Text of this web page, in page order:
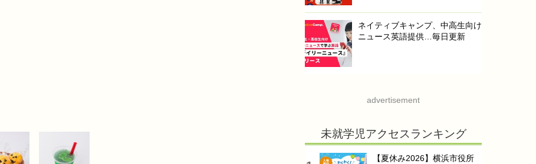
ネイティブキャンプ、中高生向け
ニュース英語提供…毎日更新
advertisement
未就学児アクセスランキング
【夏休み2026】横浜市役所